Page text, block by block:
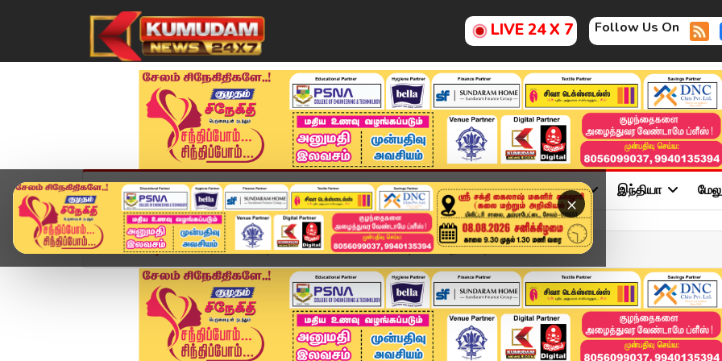
LIVE 24 X 7 Follow Us On
×
முகப்பு விளையாட்டு அண்மை தமிழ்நாடு சினிமா அரசியல் விளையாட்டு இந்தியா
Home வீடியோ ஸ்டோரி Today Headlines - 07 JULY 2026 | 4 மணி தலைப்புச...